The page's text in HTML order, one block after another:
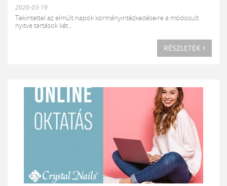
2020-03-19
Tekintettel az elmúlt napok kormányintézkedéseire a módosult
nyitva tartások két...
RÉSZLETEK